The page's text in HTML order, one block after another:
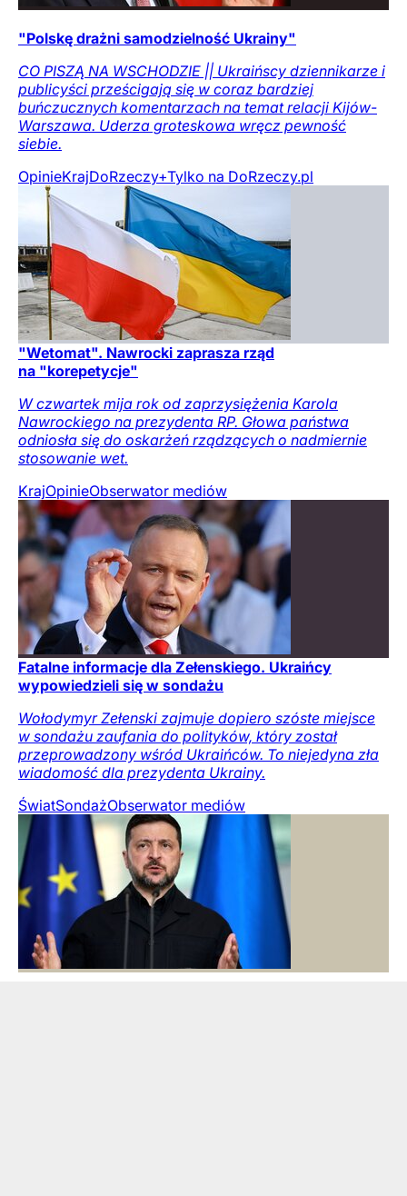
"Polskę drażni samodzielność Ukrainy"
CO PISZĄ NA WSCHODZIE || Ukraińscy dziennikarze i
publicyści prześcigają się w coraz bardziej
buńczucznych komentarzach na temat relacji Kijów-
Warszawa. Uderza groteskowa wręcz pewność
siebie.
OpinieKrajDoRzeczy+Tylko na DoRzeczy.pl
"Wetomat". Nawrocki zaprasza rząd
na "korepetycje"
W czwartek mija rok od zaprzysiężenia Karola
Nawrockiego na prezydenta RP. Głowa państwa
odniosła się do oskarżeń rządzących o nadmiernie
stosowanie wet.
KrajOpinieObserwator mediów
Fatalne informacje dla Zełenskiego. Ukraińcy
wypowiedzieli się w sondażu
Wołodymyr Zełenski zajmuje dopiero szóste miejsce
w sondażu zaufania do polityków, który został
przeprowadzony wśród Ukraińców. To niejedyna zła
wiadomość dla prezydenta Ukrainy.
ŚwiatSondażObserwator mediów